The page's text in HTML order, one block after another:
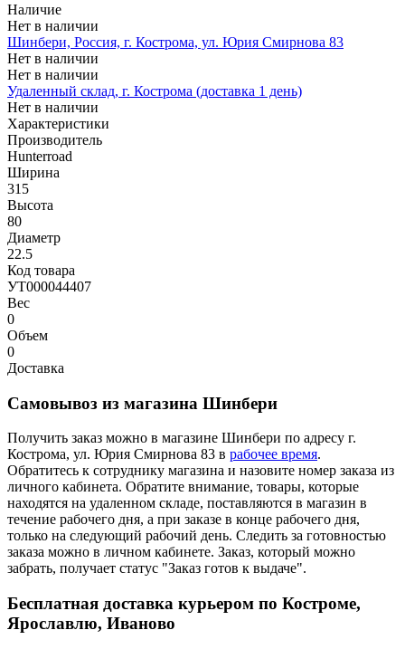
Наличие
Нет в наличии
Шинбери, Россия, г. Кострома, ул. Юрия Смирнова 83
Нет в наличии
Нет в наличии
Удаленный склад, г. Кострома (доставка 1 день)
Нет в наличии
Характеристики
Производитель
Hunterroad
Ширина
315
Высота
80
Диаметр
22.5
Код товара
УТ000044407
Вес
0
Объем
0
Доставка
Самовывоз из магазина Шинбери
Получить заказ можно в магазине Шинбери по адресу г.
Кострома, ул. Юрия Смирнова 83 в рабочее время.
Обратитесь к сотруднику магазина и назовите номер заказа из
личного кабинета. Обратите внимание, товары, которые
находятся на удаленном складе, поставляются в магазин в
течение рабочего дня, а при заказе в конце рабочего дня,
только на следующий рабочий день. Следить за готовностью
заказа можно в личном кабинете. Заказ, который можно
забрать, получает статус "Заказ готов к выдаче".
Бесплатная доставка курьером по Костроме,
Ярославлю, Иваново